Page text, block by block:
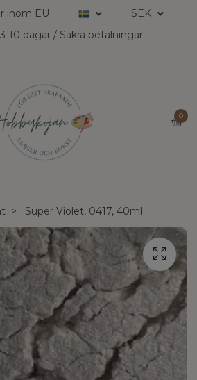
inom EU
SEK
10 dagar / Säkra betalningar
0
Super Violet, 0417, 40ml